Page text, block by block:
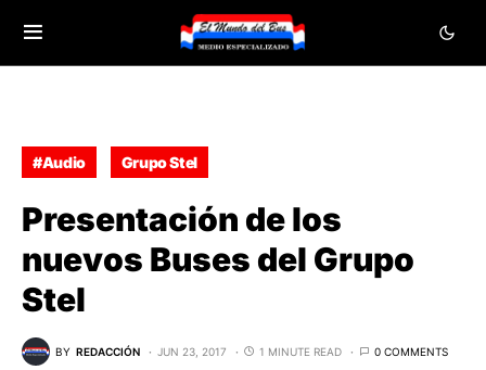
#Audio Grupo Stel
Presentación de los
nuevos Buses del Grupo
Stel
BY REDACCIÓN JUN 23, 2017 1 MINUTE READ 0 COMMENTS